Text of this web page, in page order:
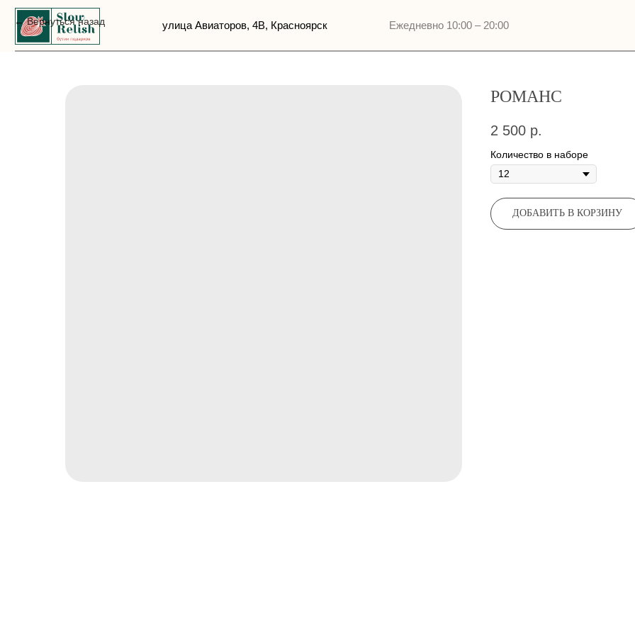
Вернуться назад
РОМАНС
2 500 р.
Количество в наборе
ДОБАВИТЬ В КОРЗИНУ
улица Авиаторов, 4В, Красноярск Ежедневно 10:00 – 20:00